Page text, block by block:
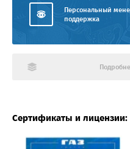
Персональный
поддержка
Сертификаты и лицензии: